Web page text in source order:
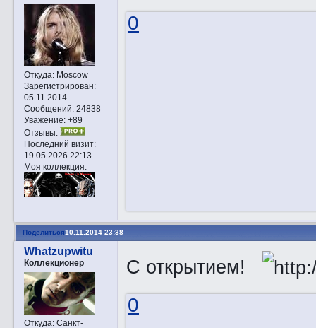
Откуда:Moscow
Зарегистрирован:
05.11.2014
Сообщений:24838
Уважение: +89
Отзывы:
Последний визит:
19.05.2026 22:13
Моя коллекция:
0
Поделиться10.11.2014 23:38
Whatzupwitu
Коллекционер
Откуда:Санкт-
С открытием!
0